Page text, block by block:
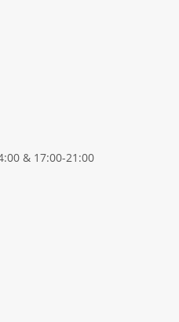
& 17:00-21:00